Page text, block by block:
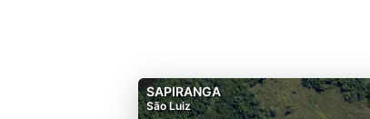
SAPIRANGA
São Luiz